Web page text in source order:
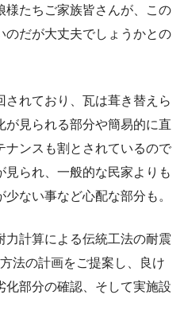
様たちご家族皆さんが、この
のだが大丈夫でしょうかとの
れており、瓦は葺き替えら
が見られる部分や簡易的に直
ナンスも割とされているので
られ、一般的な民家よりも
ない事など心配な部分も。
力計算による伝統工法の耐震
法の計画をご提案し、良け
化部分の確認、そして実施設